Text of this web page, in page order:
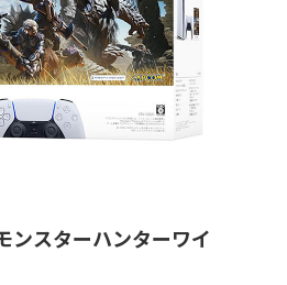
スターハンターワイ